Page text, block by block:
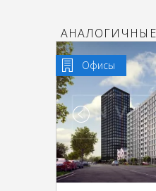
Офисы